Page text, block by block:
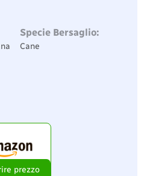
Specie Bersaglio:
Cane
prezzo